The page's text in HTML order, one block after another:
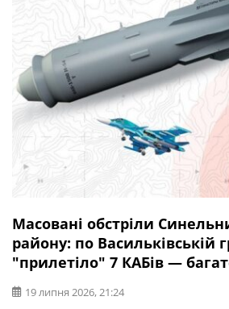
Масовані обстріли
району: по Васильківській
"прилетіло" 7 КАБів —
19 липня 2026, 21:24